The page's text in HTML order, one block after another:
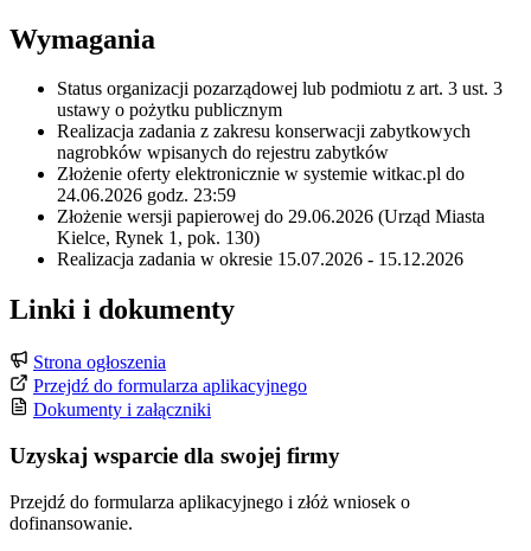
Wymagania
Status organizacji pozarządowej lub podmiotu z art. 3 ust. 3
ustawy o pożytku publicznym
Realizacja zadania z zakresu konserwacji zabytkowych
nagrobków wpisanych do rejestru zabytków
Złożenie oferty elektronicznie w systemie witkac.pl do
24.06.2026 godz. 23:59
Złożenie wersji papierowej do 29.06.2026 (Urząd Miasta
Kielce, Rynek 1, pok. 130)
Realizacja zadania w okresie 15.07.2026 - 15.12.2026
Linki i dokumenty
Strona ogłoszenia
Przejdź do formularza aplikacyjnego
Dokumenty i załączniki
Uzyskaj wsparcie dla swojej firmy
Przejdź do formularza aplikacyjnego i złóż wniosek o
dofinansowanie.